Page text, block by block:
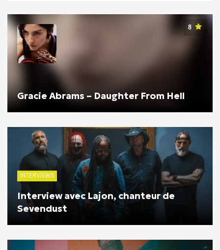
8
Gracie Abrams – Daughter From Hell
INTERVIEWS
Interview avec Lajon, chanteur de
Sevendust